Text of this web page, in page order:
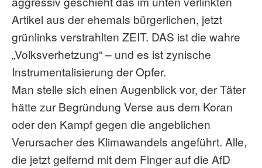
Artikel aus der ehemals bürgerlichen, jetzt
grünlinks verstrahlten ZEIT. DAS ist die wahre
„Volksverhetzung“ – und es ist zynische
Instrumentalisierung der Opfer.
Man stelle sich einen Augenblick vor, der Täter
hätte zur Begründung Verse aus dem Koran
oder den Kampf gegen die angeblichen
Verursacher des Klimawandels angeführt. Alle,
die jetzt geifernd mit dem Finger auf die AfD